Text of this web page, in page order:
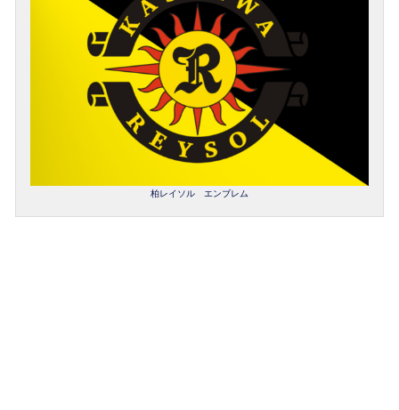
柏レイソル エンブレム